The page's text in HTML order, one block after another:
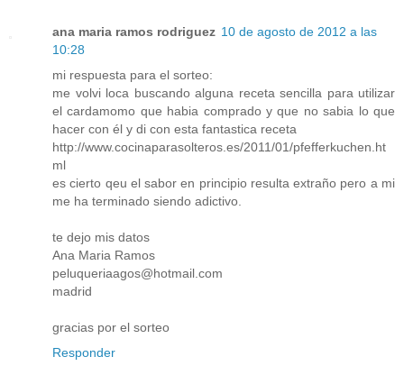
ana maria ramos rodriguez 10 de agosto de 2012 a las
10:28
mi respuesta para el sorteo:
me volvi loca buscando alguna receta sencilla para utilizar
el cardamomo que habia comprado y que no sabia lo que
hacer con él y di con esta fantastica receta
http://www.cocinaparasolteros.es/2011/01/pfefferkuchen.ht
ml
es cierto qeu el sabor en principio resulta extraño pero a mi
me ha terminado siendo adictivo.
te dejo mis datos
Ana Maria Ramos
peluqueriaagos@hotmail.com
madrid
gracias por el sorteo
Responder